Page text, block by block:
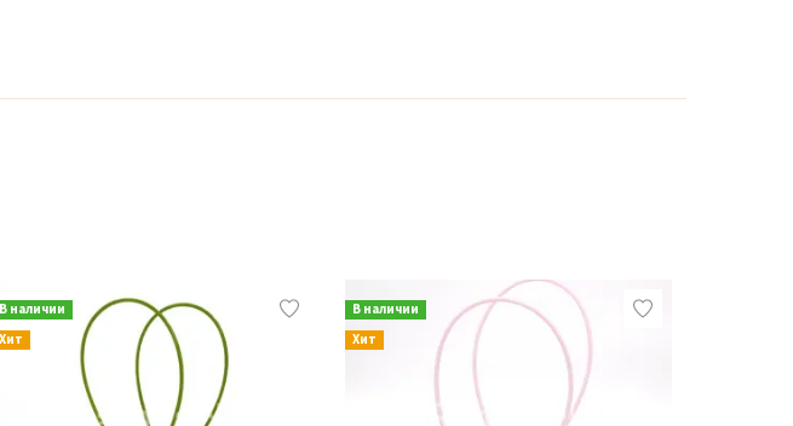
В наличии
Хит
В наличии
Хит